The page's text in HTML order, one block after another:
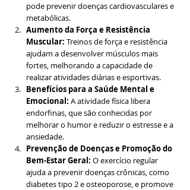
pode prevenir doenças cardiovasculares e
metabólicas.
Aumento da Força e Resistência
Muscular: Treinos de força e resistência
ajudam a desenvolver músculos mais
fortes, melhorando a capacidade de
realizar atividades diárias e esportivas.
Benefícios para a Saúde Mental e
Emocional: A atividade física libera
endorfinas, que são conhecidas por
melhorar o humor e reduzir o estresse e a
ansiedade.
Prevenção de Doenças e Promoção do
Bem-Estar Geral: O exercício regular
ajuda a prevenir doenças crônicas, como
diabetes tipo 2 e osteoporose, e promove